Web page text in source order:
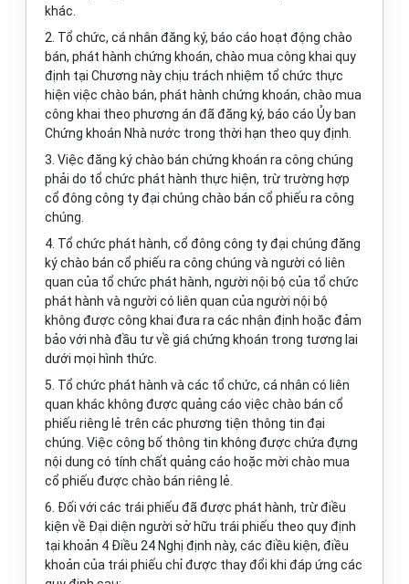
khác.
2. Tổ chức, cá nhân đăng ký, báo cáo hoạt động chào
bán, phát hành chứng khoán, chào mua công khai quy
định tại Chương này chịu trách nhiệm tổ chức thực
hiện việc chào bán, phát hành chứng khoán, chào mua
công khai theo phương án đã đăng ký, báo cáo Ủy ban
Chứng khoán Nhà nước trong thời hạn theo quy định.
3. Việc đăng ký chào bán chứng khoán ra công chúng
phải do tổ chức phát hành thực hiện, trừ trường hợp
cổ đông công ty đại chúng chào bán cổ phiếu ra công
chúng.
4. Tổ chức phát hành, cổ đông công ty đại chúng đăng
ký chào bán cổ phiếu ra công chúng và người có liên
quan của tổ chức phát hành, người nội bộ của tổ chức
phát hành và người có liên quan của người nội bộ
không được công khai đưa ra các nhận định hoặc đảm
bảo với nhà đầu tư về giá chứng khoán trong tương lai
dưới mọi hình thức.
5. Tổ chức phát hành và các tổ chức, cá nhân có liên
quan khác không được quảng cáo việc chào bán cổ
phiếu riêng lẻ trên các phương tiện thông tin đại
chúng. Việc công bố thông tin không được chứa đựng
nội dung có tính chất quảng cáo hoặc mời chào mua
cổ phiếu được chào bán riêng lẻ.
6. Đối với các trái phiếu đã được phát hành, trừ điều
kiện về Đại diện người sở hữu trái phiếu theo quy định
tại khoản 4 Điều 24 Nghị định này, các điều kiện, điều
khoản của trái phiếu chỉ được thay đổi khi đáp ứng các